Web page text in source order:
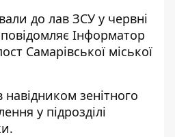
до лав ЗСУ у червні
Інформатор
Самарівської міської
зенітного
у підрозділі